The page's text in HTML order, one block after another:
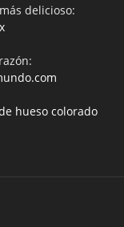
delicioso:
hueso colorado